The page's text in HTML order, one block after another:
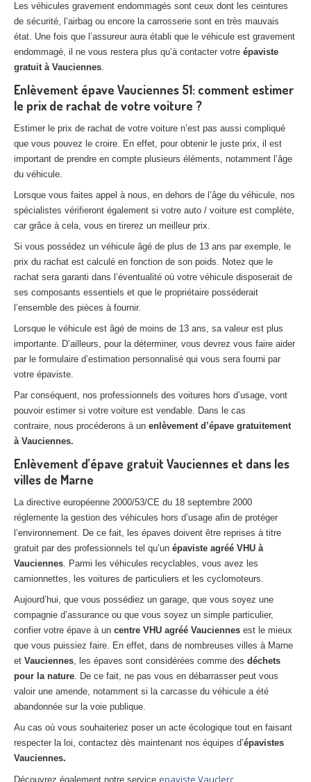
01 83 64 20 40
Les véhicules gravement endommagés sont ceux dont les ceintures
de sécurité, l’airbag ou encore la carrosserie sont en très mauvais
état. Une fois que l’assureur aura établi que le véhicule est gravement
endommagé, il ne vous restera plus qu’à contacter votre épaviste
gratuit à Vauciennes.
Enlèvement épave Vauciennes 51: comment estimer
le prix de rachat de votre voiture ?
Estimer le prix de rachat de votre voiture n’est pas aussi compliqué
que vous pouvez le croire. En effet, pour obtenir le juste prix, il est
important de prendre en compte plusieurs éléments, notamment l’âge
du véhicule.
Lorsque vous faites appel à nous, en dehors de l’âge du véhicule, nos
spécialistes vérifieront également si votre auto / voiture est complète,
car grâce à cela, vous en tirerez un meilleur prix.
Si vous possédez un véhicule âgé de plus de 13 ans par exemple, le
prix du rachat est calculé en fonction de son poids. Notez que le
rachat sera garanti dans l’éventualité où votre véhicule disposerait de
ses composants essentiels et que le propriétaire posséderait
l’ensemble des pièces à fournir.
Lorsque le véhicule est âgé de moins de 13 ans, sa valeur est plus
importante. D’ailleurs, pour la déterminer, vous devrez vous faire aider
par le formulaire d’estimation personnalisé qui vous sera fourni par
votre épaviste.
Par conséquent, nos professionnels des voitures hors d’usage, vont
pouvoir estimer si votre voiture est vendable. Dans le cas
contraire, nous procéderons à un enlèvement d’épave gratuitement
à Vauciennes.
Enlèvement d’épave gratuit Vauciennes et dans les
villes de Marne
La directive européenne 2000/53/CE du 18 septembre 2000
réglemente la gestion des véhicules hors d’usage afin de protéger
l’environnement. De ce fait, les épaves doivent être reprises à titre
gratuit par des professionnels tel qu’un épaviste agréé VHU à
Vauciennes. Parmi les véhicules recyclables, vous avez les
camionnettes, les voitures de particuliers et les cyclomoteurs.
Aujourd’hui, que vous possédiez un garage, que vous soyez une
compagnie d’assurance ou que vous soyez un simple particulier,
confier votre épave à un centre VHU agréé Vauciennes est le mieux
que vous puissiez faire. En effet, dans de nombreuses villes à Marne
et Vauciennes, les épaves sont considérées comme des déchets
pour la nature. De ce fait, ne pas vous en débarrasser peut vous
valoir une amende, notamment si la carcasse du véhicule a été
abandonnée sur la voie publique.
Au cas où vous souhaiteriez poser un acte écologique tout en faisant
respecter la loi, contactez dès maintenant nos équipes d’épavistes
Vauciennes.
Découvrez également notre service epaviste Vauclerc